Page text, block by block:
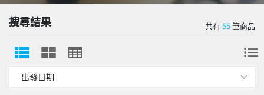
搜尋結果 共有55筆商品